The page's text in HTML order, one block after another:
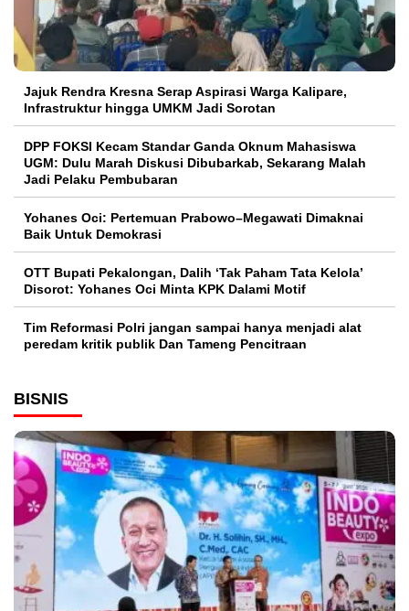
Jajuk Rendra Kresna Serap Aspirasi Warga Kalipare,
Infrastruktur hingga UMKM Jadi Sorotan
DPP FOKSI Kecam Standar Ganda Oknum Mahasiswa
UGM: Dulu Marah Diskusi Dibubarkab, Sekarang Malah
Jadi Pelaku Pembubaran
Yohanes Oci: Pertemuan Prabowo–Megawati Dimaknai
Baik Untuk Demokrasi
OTT Bupati Pekalongan, Dalih ‘Tak Paham Tata Kelola’
Disorot: Yohanes Oci Minta KPK Dalami Motif
Tim Reformasi Polri jangan sampai hanya menjadi alat
peredam kritik publik Dan Tameng Pencitraan
BISNIS